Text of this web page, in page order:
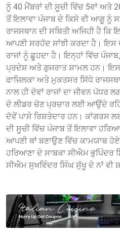
ਨੂੰ 40 ਮੈਂਬਰਾਂ ਦੀ ਸੂਚੀ ਵਿੱਚ 5ਵਾਂ ਅਤੇ
ਤੋਂ ਇਲਾਵਾ ਪੰਜਾਬ ਦੇ ਕਿਸੇ ਵੀ ਆਗੂ ਨੂੰ
ਰਾਜਸਥਾਨ ਦੀ ਸਥਿਤੀ ਅਜਿਹੀ ਹੈ ਕਿ
ਆਪਣੀ ਸਰਹੱਦ ਸਾਂਝੀ ਕਰਦਾ ਹੈ। ਇਸ
ਰਾਜਾਂ ਨੂੰ ਛੂਹਦਾ ਹੈ। ਇਨ੍ਹਾਂ ਵਿੱਚ
ਪ੍ਰਦੇਸ਼ ਅਤੇ ਗੁਜਰਾਤ ਸ਼ਾਮਲ ਹਨ। ਇਸ
ਫਾਜ਼ਿਲਕਾ ਅਤੇ ਮੁਕਤਸਰ ਸਿੱਧੇ
ਨਾਲ ਹੀ ਦੋਵਾਂ ਰਾਜਾਂ ਦਾ ਜੀਵਨ ਪੱਧਰ
ਦੇ ਲੀਡਰ ਚੋਣ ਪ੍ਰਚਾਰ ਲਈ ਆਉਂਦੇ
ਦੋਵੇਂ ਪਾਸੇ ਰਿਸ਼ਤੇਦਾਰ ਹਨ। ਕਾਂਗਰਸ
ਦੀ ਸੂਚੀ ਵਿੱਚ ਪੰਜਾਬ ਤੋਂ ਇਲਾਵਾ
ਆਪਣੀ ਥਾਂ ਬਣਾਉਣ ਵਿੱਚ ਕਾਮਯਾਬ
ਹਰਿਆਣਾ ਦੇ ਸਾਬਕਾ ਸੀਐਮ ਭੁਪਿੰਦਰ
ਸੀਐਮ ਸੁਖਵਿੰਦਰ ਸਿੰਘ ਸੁੱਖੂ ਦੇ ਨਾਂ ਵੀ